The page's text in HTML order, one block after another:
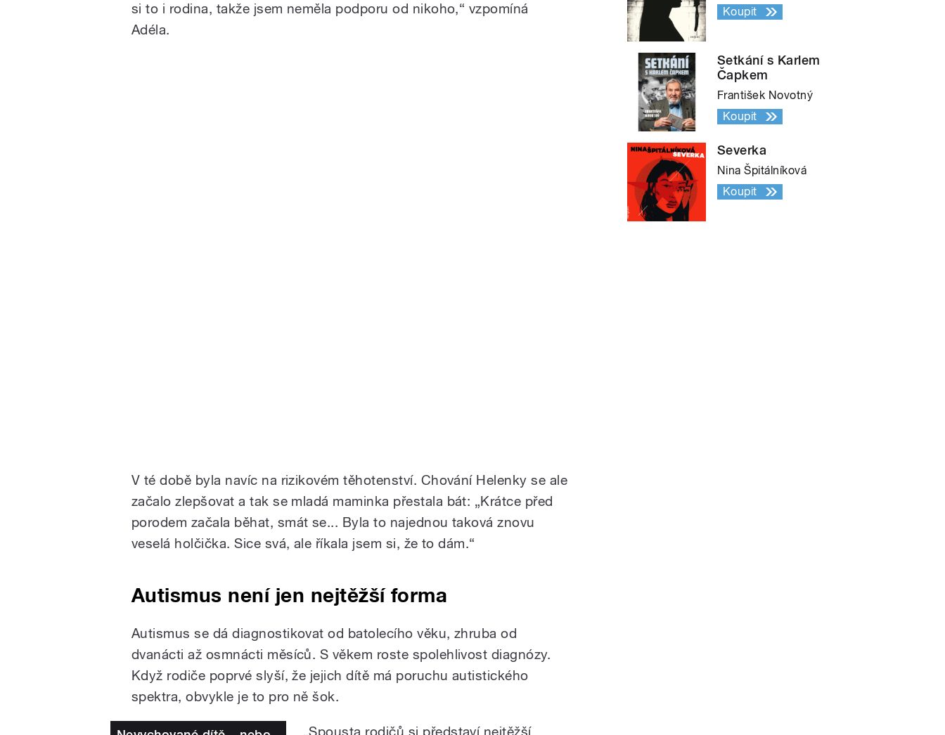
si to i rodina, takže jsem neměla podporu od nikoho,“ vzpomíná
Adéla.
V té době byla navíc na rizikovém těhotenství. Chování Helenky se ale
začalo zlepšovat a tak se mladá maminka přestala bát: „Krátce před
porodem začala běhat, smát se... Byla to najednou taková znovu
veselá holčička. Sice svá, ale říkala jsem si, že to dám.“
Autismus není jen nejtěžší forma
Autismus se dá diagnostikovat od batolecího věku, zhruba od
dvanácti až osmnácti měsíců. S věkem roste spolehlivost diagnózy.
Když rodiče poprvé slyší, že jejich dítě má poruchu autistického
spektra, obvykle je to pro ně šok.
„Spousta rodičů si představí nejtěžší
Koupit
Setkání s Karlem
Čapkem
František Novotný
Koupit
Severka
Nina Špitálníková
Koupit